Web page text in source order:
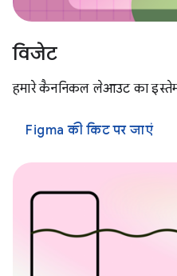
विजेट
हमारे कैननिकल लेआउट का
Figma की किट पर जाएं